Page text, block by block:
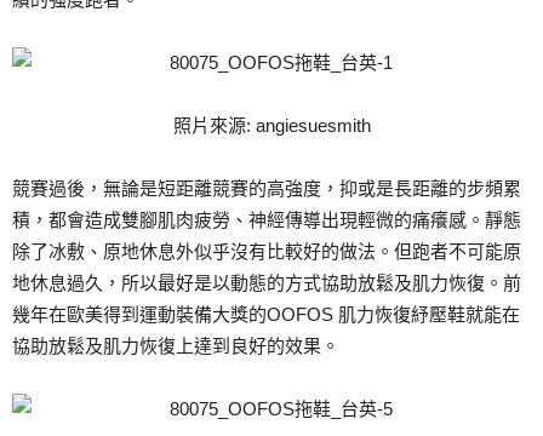
照片來源: angiesuesmith
競賽過後，無論是短距離競賽的高強度，抑或是長距離的步頻累
積，都會造成雙腳肌肉疲勞、神經傳導出現輕微的痛癢感。靜態
除了冰敷、原地休息外似乎沒有比較好的做法。但跑者不可能原
地休息過久，所以最好是以動態的方式協助放鬆及肌力恢復。前
幾年在歐美得到運動裝備大獎的OOFOS 肌力恢復紓壓鞋就能在
協助放鬆及肌力恢復上達到良好的效果。